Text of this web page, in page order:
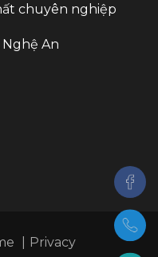
chuyên nghiệp
Nghệ An
Privacy